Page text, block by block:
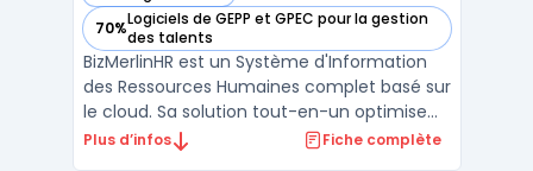
70%Logiciels de GEPP et GPEC pour la gestion
des talents
— voir BizMerlinHR dans cette catégorie
BizMerlinHR est un Système d'Information
des Ressources Humaines complet basé sur
le cloud. Sa solution tout-en-un optimise
l'embauche, la formation, la paie, le suivi
Plus d’infos Fiche complète